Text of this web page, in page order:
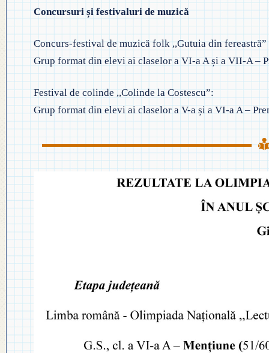
Concursuri și festivaluri de muzică
Concurs-festival de muzică folk ,,Gutuia din fereastră”
Grup format din elevi ai claselor a VI-a A și a VII-A –
Festival de colinde ,,Colinde la Costescu”:
Grup format din elevi ai claselor a V-a și a VI-a A –